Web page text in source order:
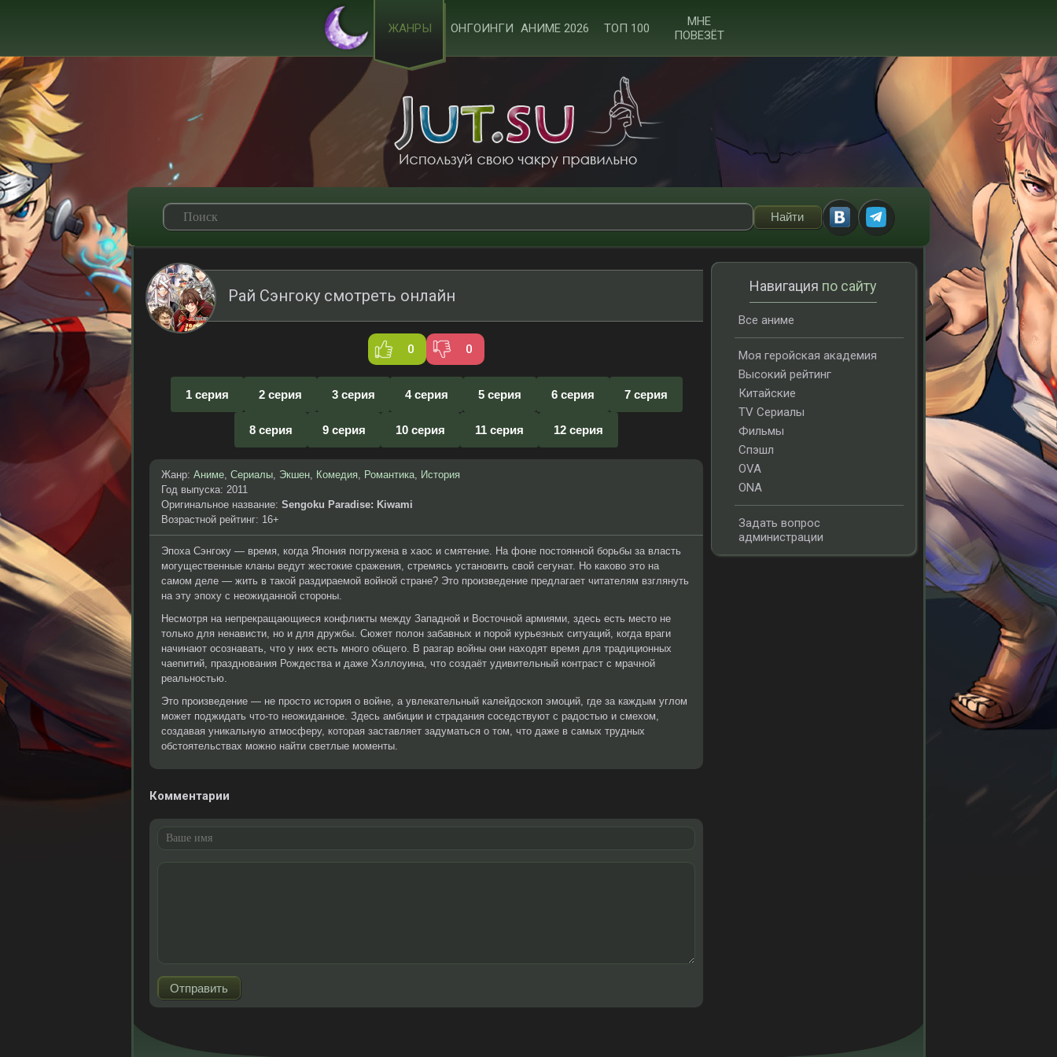
ЖАНРЫ ОНГОИНГИ АНИМЕ 2026 ТОП 100
МНЕ
ПОВЕЗЁТ
Рай Сэнгоку смотреть онлайн
0 0
1 серия 2 серия 3 серия 4 серия 5 серия 6 серия 7 серия
8 серия 9 серия 10 серия 11 серия 12 серия
Жанр: Аниме, Сериалы, Экшен, Комедия, Романтика, История
Год выпуска: 2011
Оригинальное название: Sengoku Paradise: Kiwami
Возрастной рейтинг: 16+
Эпоха Сэнгоку — время, когда Япония погружена в хаос и смятение. На фоне постоянной борьбы за власть
могущественные кланы ведут жестокие сражения, стремясь установить свой сегунат. Но каково это на
самом деле — жить в такой раздираемой войной стране? Это произведение предлагает читателям взглянуть
на эту эпоху с неожиданной стороны.
Несмотря на непрекращающиеся конфликты между Западной и Восточной армиями, здесь есть место не
только для ненависти, но и для дружбы. Сюжет полон забавных и порой курьезных ситуаций, когда враги
начинают осознавать, что у них есть много общего. В разгар войны они находят время для традиционных
чаепитий, празднования Рождества и даже Хэллоуина, что создаёт удивительный контраст с мрачной
реальностью.
Это произведение — не просто история о войне, а увлекательный калейдоскоп эмоций, где за каждым углом
может поджидать что-то неожиданное. Здесь амбиции и страдания соседствуют с радостью и смехом,
создавая уникальную атмосферу, которая заставляет задуматься о том, что даже в самых трудных
обстоятельствах можно найти светлые моменты.
Комментарии
Навигация по сайту
Все аниме
Моя геройская академия
Высокий рейтинг
Китайские
TV Сериалы
Фильмы
Спэшл
OVA
ONA
Задать вопрос
администрации